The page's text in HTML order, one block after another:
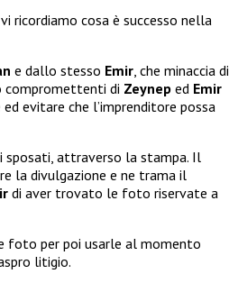
vi ricordiamo cosa è successo nella
e dallo stesso Emir , che minaccia di
compromettenti di Zeynep ed Emir
evitare che l’imprenditore possa
sposati, attraverso la stampa. Il
la divulgazione e ne trama il
di aver trovato le foto riservate a
foto per poi usarle al momento
litigio.